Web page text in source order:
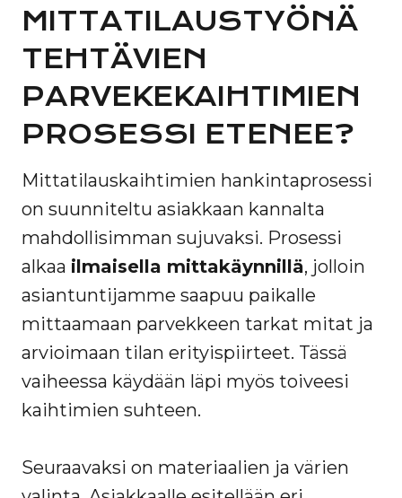
MITTATILAUSTYÖNÄ
TEHTÄVIEN
PARVEKEKAIHTIMIEN
PROSESSI ETENEE?
Mittatilauskaihtimien hankintaprosessi
on suunniteltu asiakkaan kannalta
mahdollisimman sujuvaksi. Prosessi
alkaa ilmaisella mittakäynnillä, jolloin
asiantuntijamme saapuu paikalle
mittaamaan parvekkeen tarkat mitat ja
arvioimaan tilan erityispiirteet. Tässä
vaiheessa käydään läpi myös toiveesi
kaihtimien suhteen.
Seuraavaksi on materiaalien ja värien